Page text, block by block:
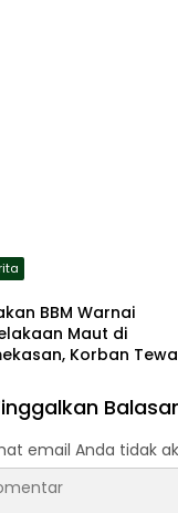
BBM Warnai
Maut di
Korban
email Anda tidak